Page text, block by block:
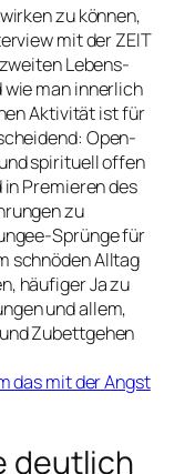
zu können,
mit der ZEIT
Lebens­
man innerlich
Aktivi­tät ist für
Open-
spirituell offen
Premieren des
zu
Sprünge für
schnöden Alltag
häufiger Ja zu
und allem,
Zubettgehen
das mit der Angst
deutlich